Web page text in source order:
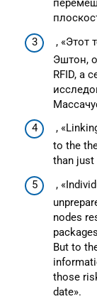
, «Этот
Эштон,
RFID, а
,
to the
than just
,
nodes
But to
those
date».